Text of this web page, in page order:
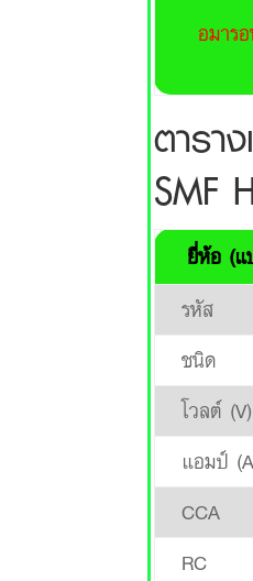
อมาร
ตารา
SMF
ยี่ห้อ (แ
รหัส
ชนิด
โวลต์ (V)
แอมป์
CCA
RC